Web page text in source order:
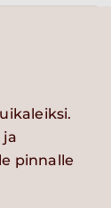
ja
pinnalle